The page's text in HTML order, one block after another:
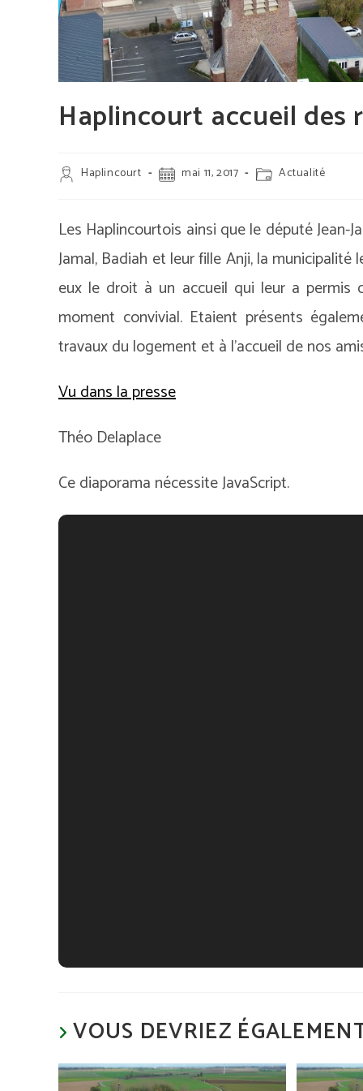
Haplincourt accueil des
Auteur/autrice
de
Haplincourt
Publication
publiée :
mai 11, 2017
Post
category:
Actualité
Les Haplincourtois ainsi que le député
Jamal, Badiah et leur fille Anji, la
eux le droit à un accueil qui leur a permis
moment convivial. Etaient présents
travaux du logement et à l’accueil de nos
Vu dans la presse
Théo Delaplace
Ce diaporama nécessite JavaScript.
VOUS DEVRIEZ